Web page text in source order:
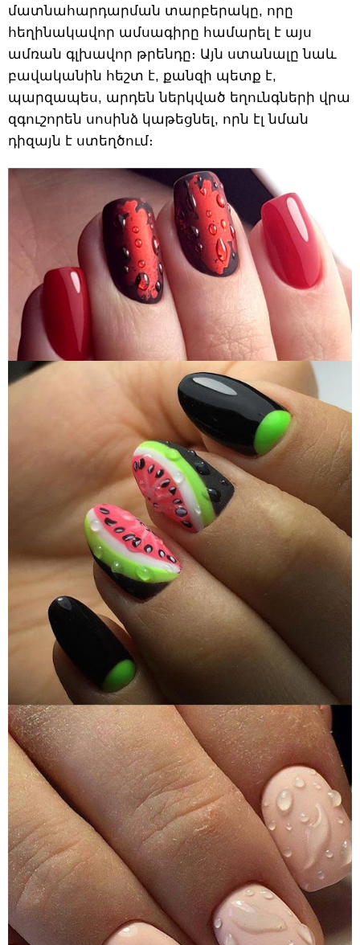
մատնահարդարման տարբերակը, որը
հեղինակավոր ամսագիրը համարել է այս
ամռան գլխավոր թրենդը։ Այն ստանալը նաև
բավականին հեշտ է, քանզի պետք է,
պարզապես, արդեն ներկված եղունգների վրա
զգուշորեն սոսինձ կաթեցնել, որն էլ նման
դիզայն է ստեղծում։